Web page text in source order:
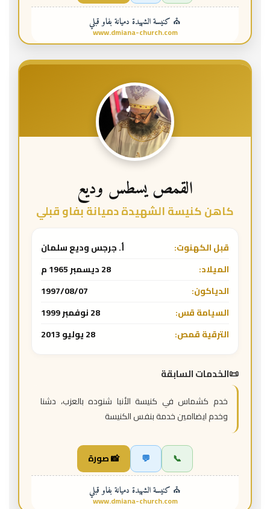
⛪ كنيسة الشهيدة دميانة بفاو قبلي
www.dmiana-church.com
القمص يسطس وديع
كاهن كنيسة الشهيدة دميانة بفاو قبلي
قبل الكهنوت:
أ. جرجس وديع سلمان
الميلاد:
28 ديسمبر 1965 م
الدياكون:
1997/08/07
السيامة قس:
28 نوفمبر 1999
الترقية قمص:
28 يوليو 2013
الخدمات السابقة
خدم كشماس في كنيسة الأنبا شنوده بالعزب، دشنا
وخدم ايضاامين خدمة بنفس الكنيسة
📞
💬 📸 صورة
⛪ كنيسة الشهيدة دميانة بفاو قبلي
www.dmiana-church.com